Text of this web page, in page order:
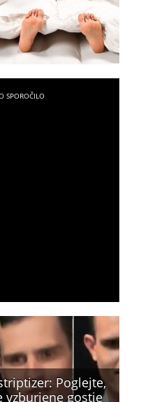
Poglejte,
vzburjene gostje